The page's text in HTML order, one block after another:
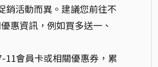
銷活動而異。建議您前往不
惠資訊，例如買多送一、
11會員卡或相關優惠券，累